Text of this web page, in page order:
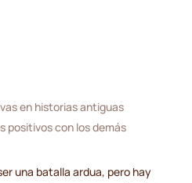
en historias antiguas
positivos con los demás
una batalla ardua, pero hay